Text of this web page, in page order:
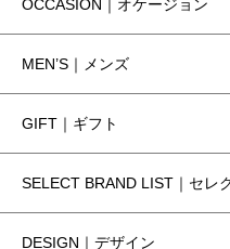
OCCASION｜オケージョン
MEN’S｜メンズ
GIFT｜ギフト
SELECT BRAND LIST｜セレ
DESIGN｜デザイン